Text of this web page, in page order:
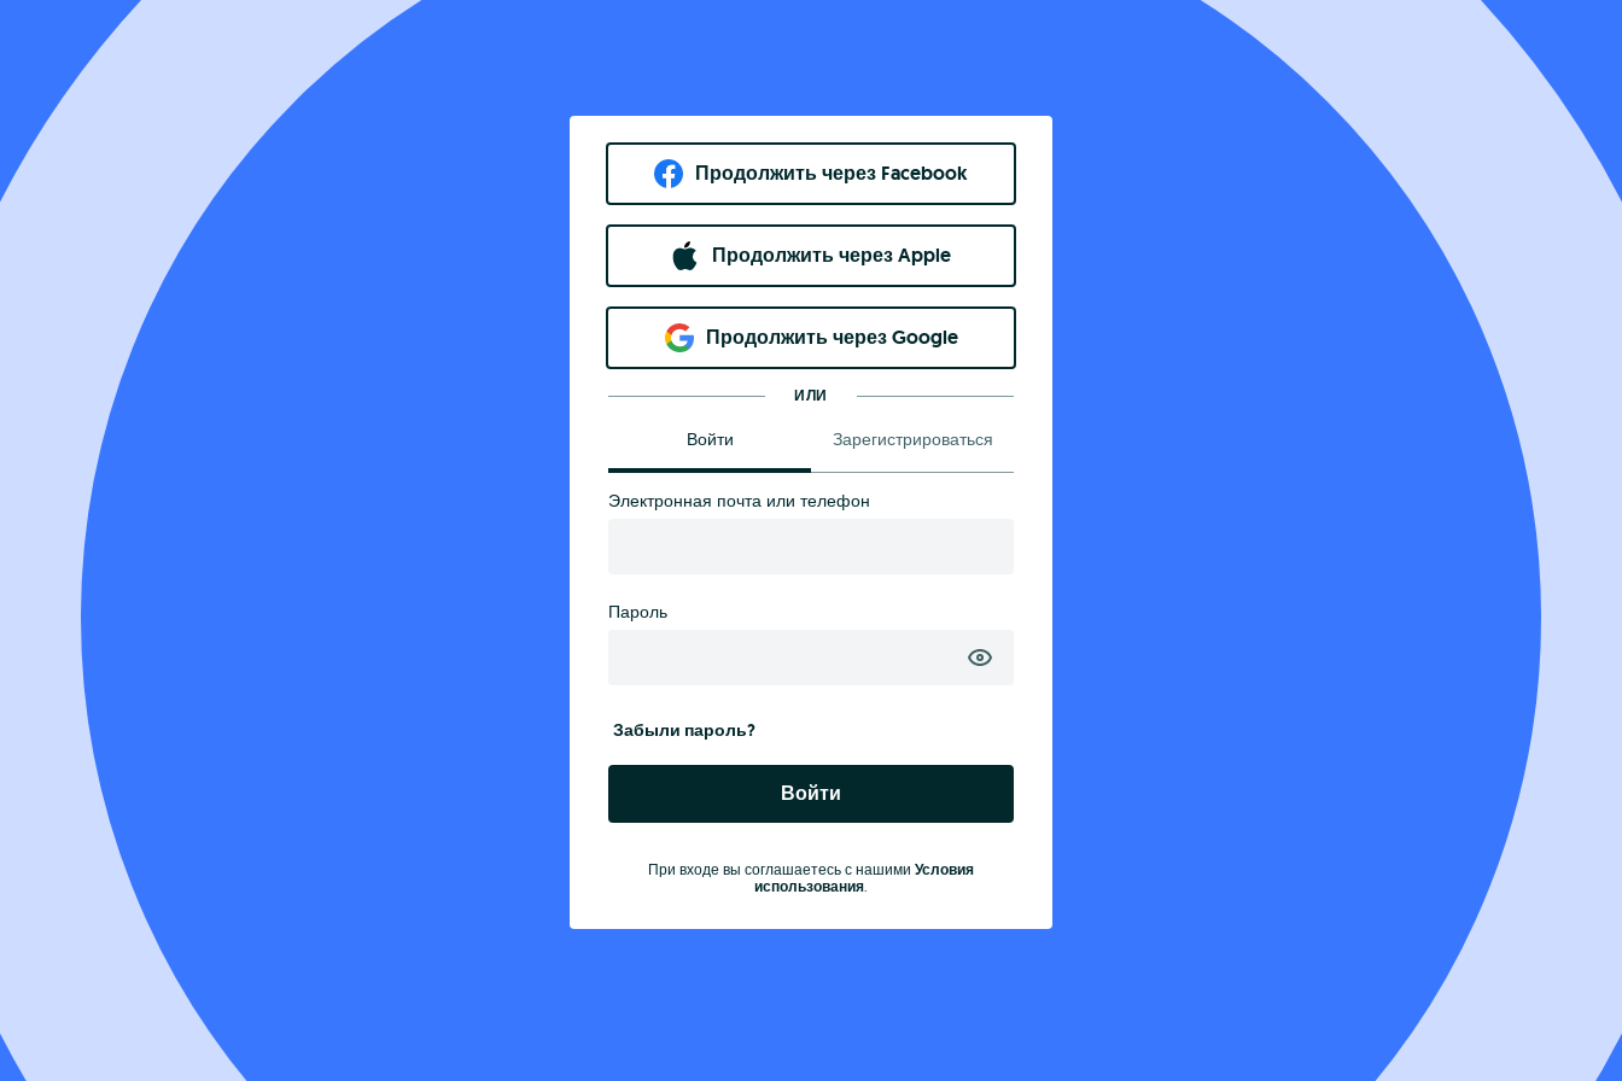
Продолжить через Facebook
Продолжить через Apple
Продолжить через Google
ИЛИ
Войти Зарегистрироваться
Электронная почта или телефон
Пароль
Забыли пароль?
Войти
При входе вы соглашаетесь с нашими Условия
использования.